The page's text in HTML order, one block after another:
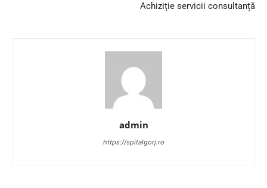
Achiziție servicii consultanță
admin
https://spitalgorj.ro